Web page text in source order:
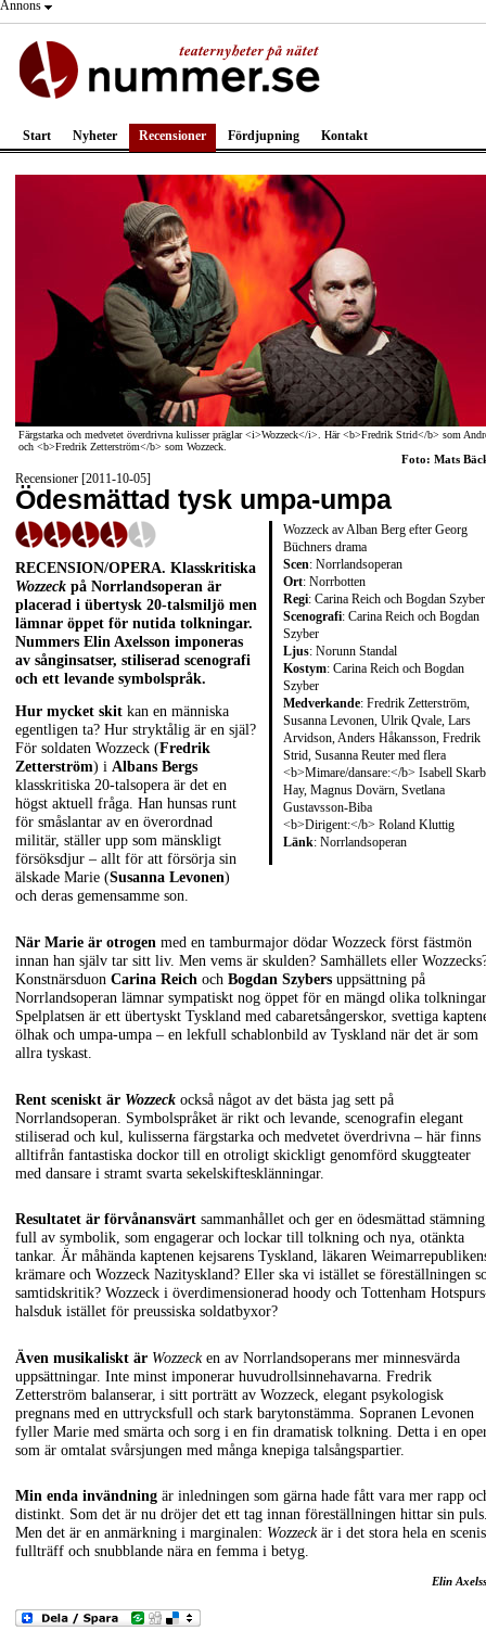
Annons
Start Nyheter Recensioner Fördjupning Kontakt
Färgstarka och medvetet överdrivna kulisser präglar <i>Wozzeck</i>. Här <b>Fredrik Strid</b> som
och <b>Fredrik Zetterström</b> som Wozzeck.
Foto: Mats
Recensioner [2011-10-05]
Ödesmättad tysk umpa-umpa
Wozzeck av Alban Berg efter Georg
Büchners drama
Scen: Norrlandsoperan
Ort: Norrbotten
Regi: Carina Reich och Bogdan Szyber
Scenografi: Carina Reich och Bogdan
Szyber
Ljus: Norunn Standal
Kostym: Carina Reich och Bogdan
Szyber
Medverkande: Fredrik Zetterström,
Susanna Levonen, Ulrik Qvale, Lars
Arvidson, Anders Håkansson, Fredrik
Strid, Susanna Reuter med flera
<b>Mimare/dansare:</b> Isabell
Hay, Magnus Dovärn, Svetlana
Gustavsson-Biba
<b>Dirigent:</b> Roland Kluttig
Länk: Norrlandsoperan
RECENSION/OPERA. Klasskritiska
Wozzeck på Norrlandsoperan är
placerad i übertysk 20-talsmiljö men
lämnar öppet för nutida tolkningar.
Nummers Elin Axelsson imponeras
av sånginsatser, stiliserad scenografi
och ett levande symbolspråk.
Hur mycket skit kan en människa
egentligen ta? Hur stryktålig är en själ?
För soldaten Wozzeck (Fredrik
Zetterström) i Albans Bergs
klasskritiska 20-talsopera är det en
högst aktuell fråga. Han hunsas runt
för småslantar av en överordnad
militär, ställer upp som mänskligt
försöksdjur – allt för att försörja sin
älskade Marie (Susanna Levonen)
och deras gemensamme son.
När Marie är otrogen med en tamburmajor dödar Wozzeck först fästmön
innan han själv tar sitt liv. Men vems är skulden? Samhällets eller
Konstnärsduon Carina Reich och Bogdan Szybers uppsättning på
Norrlandsoperan lämnar sympatiskt nog öppet för en mängd olika
Spelplatsen är ett übertyskt Tyskland med cabaretsångerskor, svettiga
ölhak och umpa-umpa – en lekfull schablonbild av Tyskland när det är som
allra tyskast.
Rent sceniskt är Wozzeck också något av det bästa jag sett på
Norrlandsoperan. Symbolspråket är rikt och levande, scenografin elegant
stiliserad och kul, kulisserna färgstarka och medvetet överdrivna – här finns
alltifrån fantastiska dockor till en otroligt skickligt genomförd skuggteater
med dansare i stramt svarta sekelskiftesklänningar.
Resultatet är förvånansvärt sammanhållet och ger en ödesmättad
full av symbolik, som engagerar och lockar till tolkning och nya, otänkta
tankar. Är måhända kaptenen kejsarens Tyskland, läkaren
krämare och Wozzeck Nazityskland? Eller ska vi istället se föreställningen
samtidskritik? Wozzeck i överdimensionerad hoody och Tottenham
halsduk istället för preussiska soldatbyxor?
Även musikaliskt är Wozzeck en av Norrlandsoperans mer minnesvärda
uppsättningar. Inte minst imponerar huvudrollsinnehavarna. Fredrik
Zetterström balanserar, i sitt porträtt av Wozzeck, elegant psykologisk
pregnans med en uttrycksfull och stark barytonstämma. Sopranen Levonen
fyller Marie med smärta och sorg i en fin dramatisk tolkning. Detta i en
som är omtalat svårsjungen med många knepiga talsångspartier.
Min enda invändning är inledningen som gärna hade fått vara mer rapp
distinkt. Som det är nu dröjer det ett tag innan föreställningen hittar sin
Men det är en anmärkning i marginalen: Wozzeck är i det stora hela en
fullträff och snubblande nära en femma i betyg.
Elin